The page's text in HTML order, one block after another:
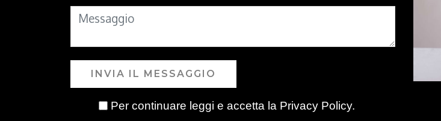
INVIA IL MESSAGGIO
Per continuare leggi e accetta la Privacy Policy.